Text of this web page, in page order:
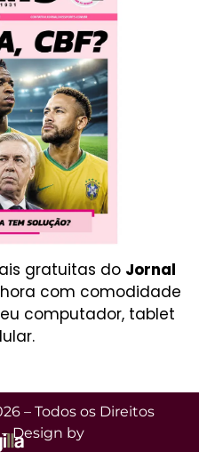
gratuitas do Jornal
com comodidade
computador, tablet
– Todos os Direitos
Design by